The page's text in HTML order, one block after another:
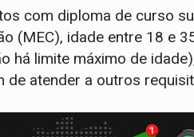
com diploma de curso
(MEC), idade entre 18 e
há limite máximo de
de atender a outros